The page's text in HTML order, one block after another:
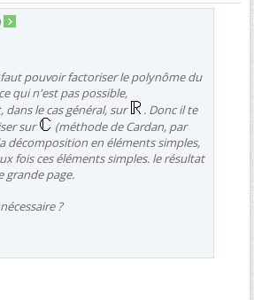
pouvoir factoriser le polynôme du
qui n'est pas possible,
dans le cas général, sur
. Donc il te
sur
(méthode de Cardan, par
décomposition en éléments simples,
fois ces éléments simples. le résultat
grande page.
?